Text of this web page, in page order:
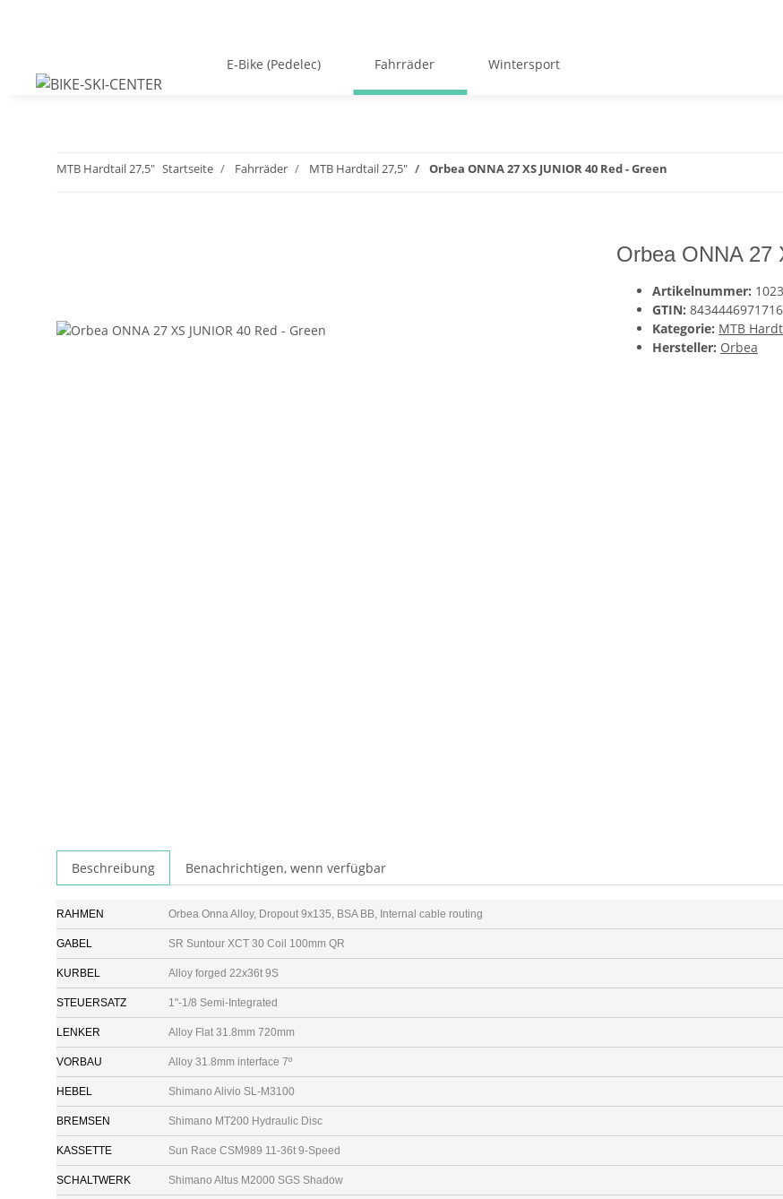
E-Bike (Pedelec) Fahrräder Wintersport
MTB Hardtail 27,5" Startseite Fahrräder MTB Hardtail 27,5" Orbea ONNA 27 XS JUNIOR 40 Red - Green
Orbea ONNA 27
Artikelnummer:
GTIN: 8434446971716
Kategorie: MTB
Hersteller: Orbea
Beschreibung Benachrichtigen, wenn verfügbar
RAHMEN Orbea Onna Alloy, Dropout 9x135, BSA BB, Internal cable routing
GABEL SR Suntour XCT 30 Coil 100mm QR
KURBEL Alloy forged 22x36t 9S
STEUERSATZ 1"-1/8 Semi-Integrated
LENKER Alloy Flat 31.8mm 720mm
VORBAU Alloy 31.8mm interface 7º
HEBEL Shimano Alivio SL-M3100
BREMSEN Shimano MT200 Hydraulic Disc
KASSETTE Sun Race CSM989 11-36t 9-Speed
SCHALTWERK Shimano Altus M2000 SGS Shadow